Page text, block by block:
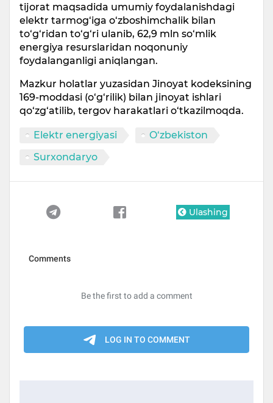
tijorat maqsadida umumiy foydalanishdagi
elektr tarmog‘iga o‘zboshimchalik bilan
to‘g‘ridan to‘g‘ri ulanib, 62,9 mln so‘mlik
energiya resurslaridan noqonuniy
foydalanganligi aniqlangan.
Mazkur holatlar yuzasidan Jinoyat kodeksining
169-moddasi (o‘g‘rilik) bilan jinoyat ishlari
qo‘zg‘atilib, tergov harakatlari o‘tkazilmoqda.
Elektr energiyasi
O‘zbekiston
Surxondaryo
Ulashing